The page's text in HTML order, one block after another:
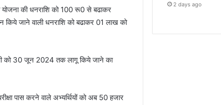
योजना की धनराशि को 100 रू0 से बढाकर
जाने वाली धनराशि को बढाकर 01 लाख को
को 30 जून 2024 तक लागू किये जाने का
पास करने वाले अभ्यर्थियों को अब 50 हजार
2 days ago